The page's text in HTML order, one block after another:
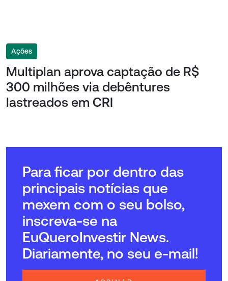
Ações
Multiplan aprova captação de R$
300 milhões via debêntures
lastreados em CRI
Para ficar por dentro das
principais notícias que
mexem com o seu bolso,
inscreva-se na
EuQueroInvestir News.
Diariamente, no seu e-mail!